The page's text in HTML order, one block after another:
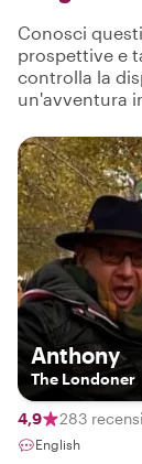
Conosci
prospettive e
controlla la
un'avventura
Anthony
The Londoner
4,9 283
English